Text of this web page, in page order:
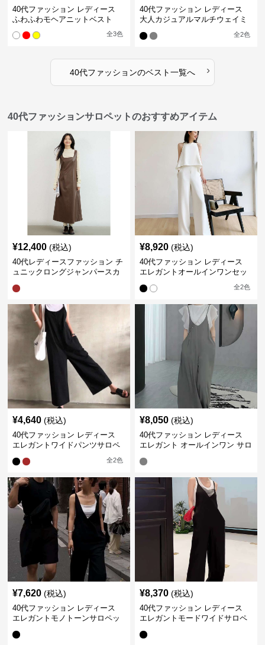
40代ファッション レディース
ふわふわモヘアニットベスト
全3色
40代ファッション レディース
大人カジュアルマルチウェイミ
全2色
40代ファッションのベスト一覧へ ›
40代ファッションサロペットのおすすめアイテム
¥12,400 (税込)
40代レディースファッション チ
ュニックロングジャンパースカ
¥8,920 (税込)
40代ファッション レディース
エレガントオールインワンセッ
全2色
¥4,640 (税込)
40代ファッション レディース
エレガントワイドパンツサロペ
全2色
¥8,050 (税込)
40代ファッション レディース
エレガント オールインワン サロ
ール
¥7,620 (税込)
40代ファッション レディース
エレガントモノトーンサロペッ
ン
¥8,370 (税込)
40代ファッション レディース
エレガントモードワイドサロペ
ワン